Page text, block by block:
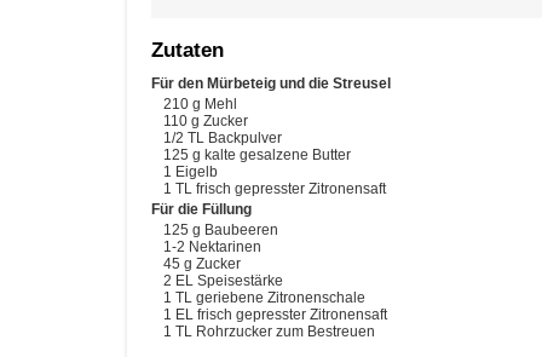
Zutaten
Für den Mürbeteig und die Streusel
210 g Mehl
110 g Zucker
1/2 TL Backpulver
125 g kalte gesalzene Butter
1 Eigelb
1 TL frisch gepresster Zitronensaft
Für die Füllung
125 g Baubeeren
1-2 Nektarinen
45 g Zucker
2 EL Speisestärke
1 TL geriebene Zitronenschale
1 EL frisch gepresster Zitronensaft
1 TL Rohrzucker zum Bestreuen